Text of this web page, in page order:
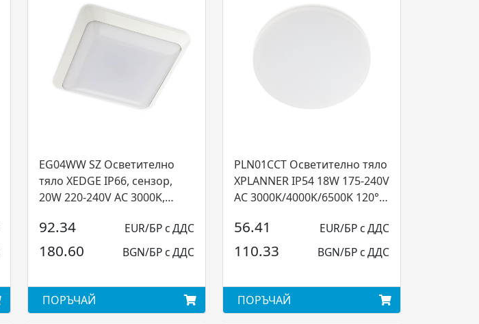
EG04WW SZ Осветително
тяло XEDGE IP66, сензор,
20W 220-240V AC 3000K,
92.34 EUR/БР с ДДС
180.60 BGN/БР с ДДС
ПОРЪЧАЙ
PLN01CCT Осветително тяло
XPLANNER IP54 18W 175-240V
AC 3000K/4000K/6500K 120°,
56.41 EUR/БР с ДДС
110.33 BGN/БР с ДДС
ПОРЪЧАЙ